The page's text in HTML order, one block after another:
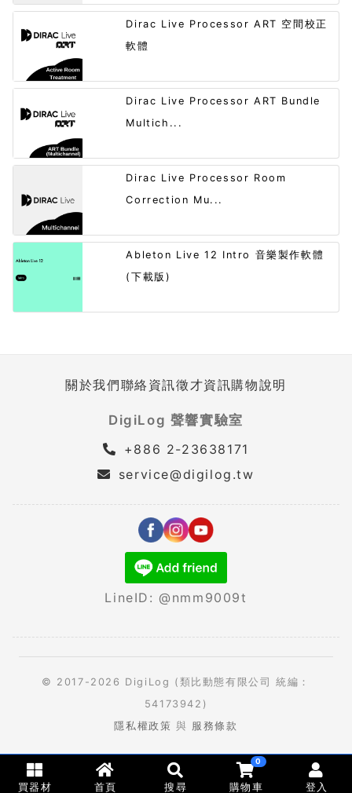
Dirac Live Processor ART 空間校正
軟體
Dirac Live Processor ART Bundle
Multich...
Dirac Live Processor Room
Correction Mu...
Ableton Live 12 Intro 音樂製作軟體
(下載版)
關於我們聯絡資訊徵才資訊購物說明
DigiLog 聲響實驗室
+886 2-23638171
service@digilog.tw
LineID: @nmm9009t
© 2017-2026 DigiLog (類比動態有限公司 統編：
54173942)
隱私權政策 與 服務條款
買器材 首頁 搜尋
0
購物車 登入